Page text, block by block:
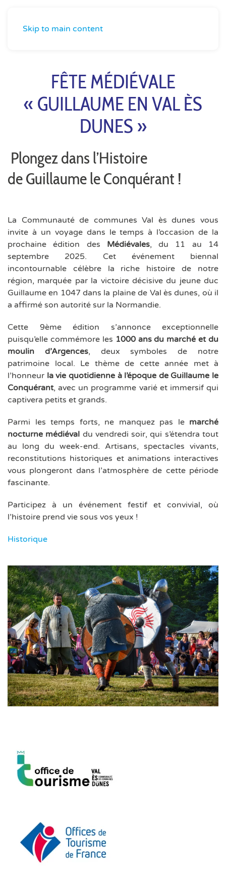
Skip to main content
FÊTE MÉDIÉVALE
« GUILLAUME EN VAL ÈS
DUNES »
Plongez dans l’Histoire
de Guillaume le Conquérant !
La Communauté de communes Val ès dunes vous
invite à un voyage dans le temps à l’occasion de la
prochaine édition des Médiévales, du 11 au 14
septembre 2025. Cet événement biennal
incontournable célèbre la riche histoire de notre
région, marquée par la victoire décisive du jeune duc
Guillaume en 1047 dans la plaine de Val ès dunes, où il
a affirmé son autorité sur la Normandie.
Cette 9ème édition s’annonce exceptionnelle
puisqu’elle commémore les 1000 ans du marché et du
moulin d’Argences, deux symboles de notre
patrimoine local. Le thème de cette année met à
l’honneur la vie quotidienne à l’époque de Guillaume le
Conquérant, avec un programme varié et immersif qui
captivera petits et grands.
Parmi les temps forts, ne manquez pas le marché
nocturne médiéval du vendredi soir, qui s’étendra tout
au long du week-end. Artisans, spectacles vivants,
reconstitutions historiques et animations interactives
vous plongeront dans l’atmosphère de cette période
fascinante.
Participez à un événement festif et convivial, où
l’histoire prend vie sous vos yeux !
Historique